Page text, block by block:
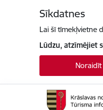
Sīkdatnes
Lai šī tīmekļvietne
Lūdzu, atzīmējiet
Noraidīt